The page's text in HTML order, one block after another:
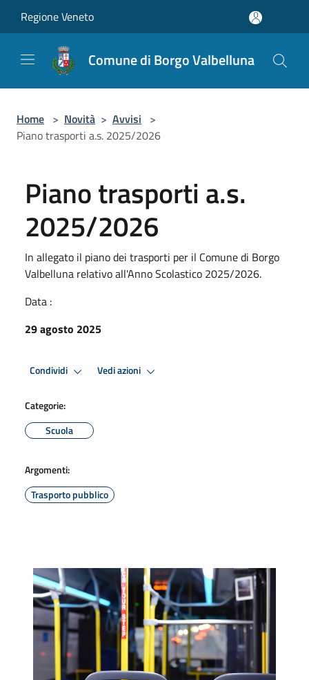
Regione Veneto
Comune di Borgo Valbelluna
Home > Novità > Avvisi >
Piano trasporti a.s. 2025/2026
Piano trasporti a.s.
2025/2026
In allegato il piano dei trasporti per il Comune di Borgo
Valbelluna relativo all'Anno Scolastico 2025/2026.
Data :
29 agosto 2025
Condividi Vedi azioni
Categorie:
Scuola
Argomenti:
Trasporto pubblico